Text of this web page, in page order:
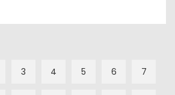
3 4 5 6 7